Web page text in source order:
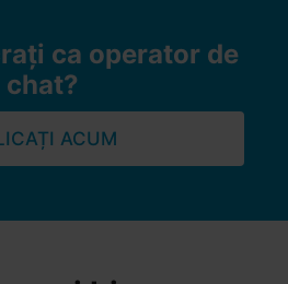
ca operator de
chat?
ACUM